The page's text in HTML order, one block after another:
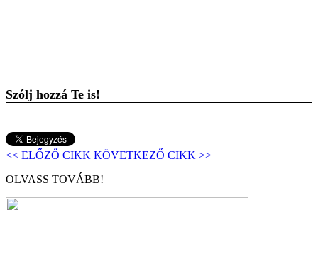
Szólj hozzá Te is!
<< ELŐZŐ CIKK KÖVETKEZŐ CIKK >>
OLVASS TOVÁBB!